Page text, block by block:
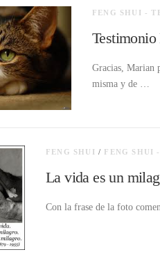
FENG SHUI -
Gracias, Marian
misma y de …
FENG SHUI / FENG SHUI
La vida es un
Con la frase de la foto